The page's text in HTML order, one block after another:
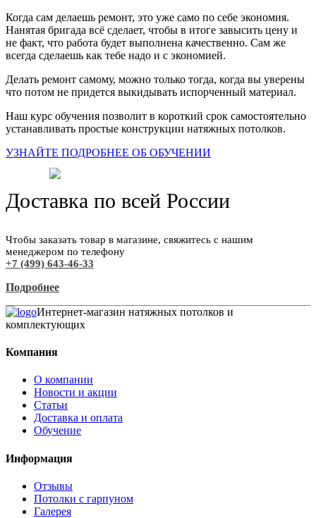
Когда сам делаешь ремонт, это уже само по себе экономия.
Нанятая бригада всё сделает, чтобы в итоге завысить цену и
не факт, что работа будет выполнена качественно. Сам же
всегда сделаешь как тебе надо и с экономией.
Делать ремонт самому, можно только тогда, когда вы уверены
что потом не придется выкидывать испорченный материал.
Наш курс обучения позволит в короткий срок самостоятельно
устанавливать простые конструкции натяжных потолков.
УЗНАЙТЕ ПОДРОБНЕЕ ОБ ОБУЧЕНИИ
Доставка по всей России
Чтобы заказать товар в магазине, свяжитесь с нашим
менеджером по телефону
+7 (499) 643-46-33
Подробнее
Интернет-магазин натяжных потолков и
комплектующих
Компания
О компании
Новости и акции
Статьи
Доставка и оплата
Обучение
Информация
Отзывы
Потолки с гарпуном
Галерея